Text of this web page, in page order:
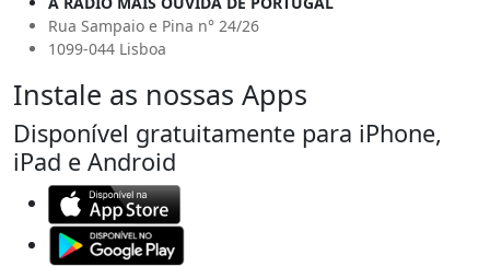
Rua Sampaio e Pina n° 24/26
1099-044 Lisboa
Instale as nossas Apps
Disponível gratuitamente para iPhone,
iPad e Android